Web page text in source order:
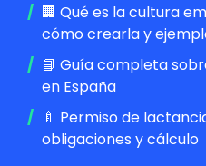
🏢 Qué es la cultura
cómo crearla y
📘 Guía completa
en España
🍼 Permiso de
obligaciones y cálculo